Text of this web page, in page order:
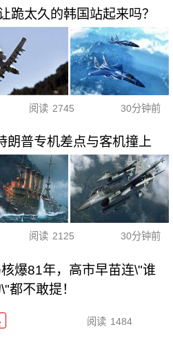
跪太久的韩国站起来吗？
阅读 2745 30分钟前
朗普专机差点与客机撞上
阅读 2125 30分钟前
爆81年，高市早苗连\"谁
都不敢提！
阅读 1484